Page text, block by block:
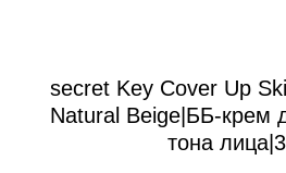
secret Key Cover Up
Natural Beige|ББ-крем
тона